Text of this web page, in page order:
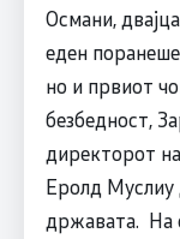
Османи,
еден
но и првиот
безбедност,
директорот
Еролд Муслиу
државата. На